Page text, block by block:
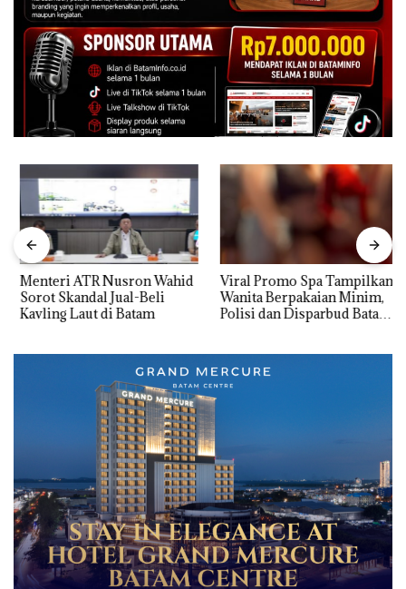
Menteri ATR Nusron Wahid
Sorot Skandal Jual-Beli
Kavling Laut di Batam
Viral Promo Spa Tampilkan
Wanita Berpakaian Minim,
Polisi dan Disparbud Batam